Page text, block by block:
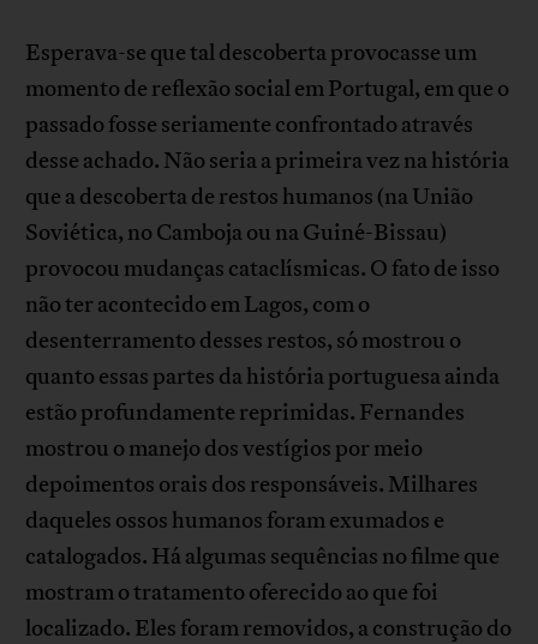
Esperava-se que tal descoberta provocasse um
momento de reflexão social em Portugal, em que o
passado fosse seriamente confrontado através
desse achado. Não seria a primeira vez na história
que a descoberta de restos humanos (na União
Soviética, no Camboja ou na Guiné-Bissau)
provocou mudanças cataclísmicas. O fato de isso
não ter acontecido em Lagos, com o
desenterramento desses restos, só mostrou o
quanto essas partes da história portuguesa ainda
estão profundamente reprimidas. Fernandes
mostrou o manejo dos vestígios por meio
depoimentos orais dos responsáveis. Milhares
daqueles ossos humanos foram exumados e
catalogados. Há algumas sequências no filme que
mostram o tratamento oferecido ao que foi
localizado. Eles foram removidos, a construção do